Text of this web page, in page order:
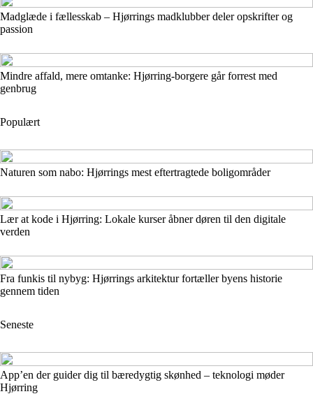
Madglæde i fællesskab – Hjørrings madklubber deler opskrifter og
passion
Mindre affald, mere omtanke: Hjørring-borgere går forrest med
genbrug
Populært
Naturen som nabo: Hjørrings mest eftertragtede boligområder
Lær at kode i Hjørring: Lokale kurser åbner døren til den digitale
verden
Fra funkis til nybyg: Hjørrings arkitektur fortæller byens historie
gennem tiden
Seneste
App’en der guider dig til bæredygtig skønhed – teknologi møder
Hjørring